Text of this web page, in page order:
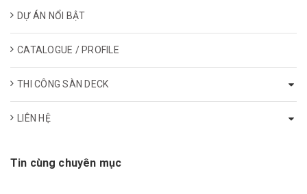
DỰ ÁN NỔI BẬT
CATALOGUE / PROFILE
THI CÔNG SÀN DECK
LIÊN HỆ
Tin cùng chuyên mục